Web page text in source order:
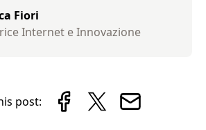
Fiori
Internet e Innovazione
post: